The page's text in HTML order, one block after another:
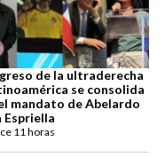
de la ultraderecha
se consolida
mandato de Abelardo
Espriella
11 horas